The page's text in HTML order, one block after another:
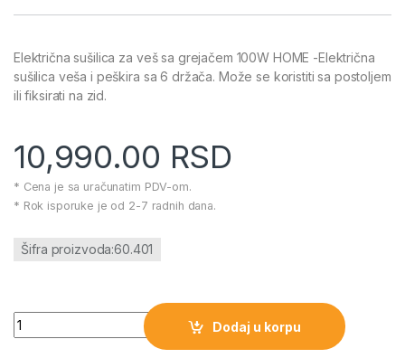
Električna sušilica za veš sa grejačem 100W HOME -Električna
sušilica veša i peškira sa 6 držača. Može se koristiti sa postoljem
ili fiksirati na zid.
10,990.00 RSD
* Cena je sa uračunatim PDV-om.
* Rok isporuke je od 2-7 radnih dana.
Šifra proizvoda:60.401
Električna sušilica za veš sa grejačem 100W HOME količina
Dodaj u korpu